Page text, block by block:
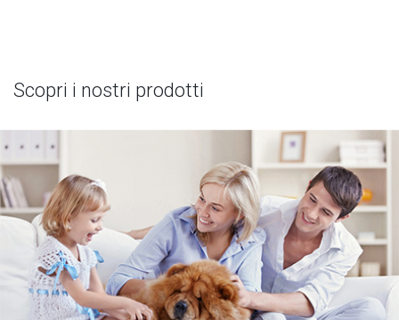
Scopri i nostri prodotti